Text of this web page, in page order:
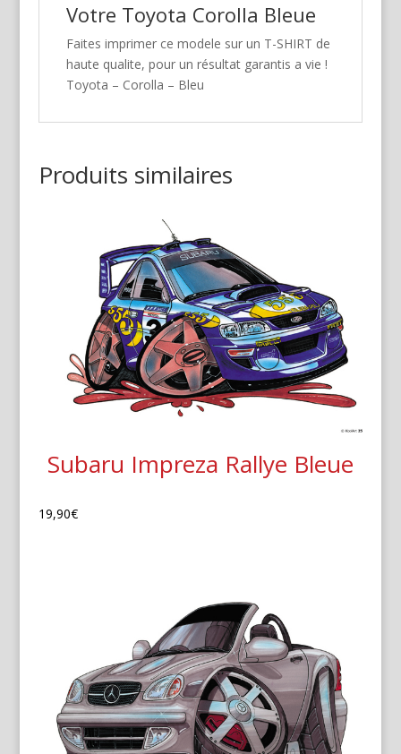
Votre Toyota Corolla Bleue
Faites imprimer ce modele sur un T-SHIRT de
haute qualite, pour un résultat garantis a vie !
Toyota – Corolla – Bleu
Produits similaires
Subaru Impreza Rallye Bleue
19,90€